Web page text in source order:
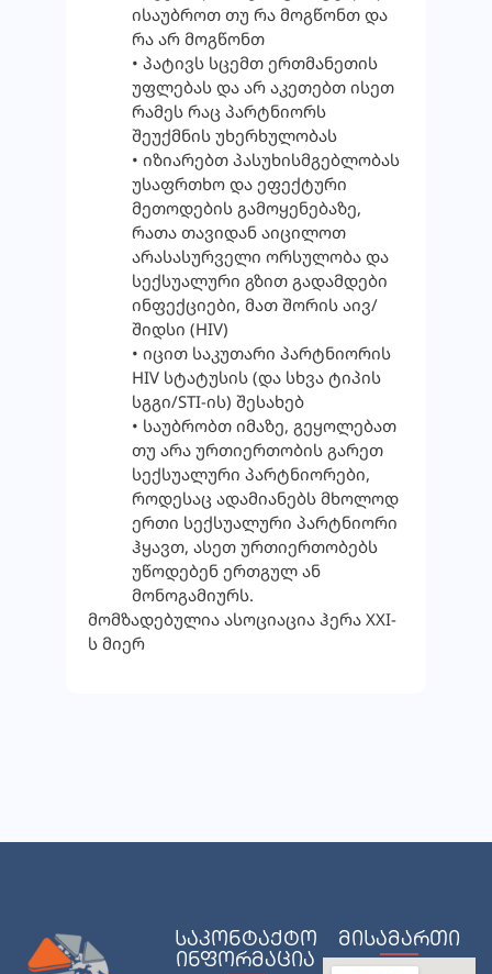
ისაუბროთ თუ რა მოგწონთ და
რა არ მოგწონთ
• პატივს სცემთ ერთმანეთის
უფლებას და არ აკეთებთ ისეთ
რამეს რაც პარტნიორს
შეუქმნის უხერხულობას
• იზიარებთ პასუხისმგებლობას
უსაფრთხო და ეფექტური
მეთოდების გამოყენებაზე,
რათა თავიდან აიცილოთ
არასასურველი ორსულობა და
სექსუალური გზით გადამდები
ინფექციები, მათ შორის აივ/
შიდსი (HIV)
• იცით საკუთარი პარტნიორის
HIV სტატუსის (და სხვა ტიპის
სგგი/STI-ის) შესახებ
• საუბრობთ იმაზე, გეყოლებათ
თუ არა ურთიერთობის გარეთ
სექსუალური პარტნიორები,
როდესაც ადამიანებს მხოლოდ
ერთი სექსუალური პარტნიორი
ჰყავთ, ასეთ ურთიერთობებს
უწოდებენ ერთგულ ან
მონოგამიურს.
მომზადებულია ასოციაცია ჰერა XXI-
ს მიერ
საკონტაქტო
ინფორმაცია
მისამართი